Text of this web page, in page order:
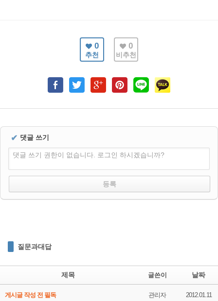
0
추천
0
비추천
✔ 댓글 쓰기
댓글 쓰기 권한이 없습니다. 로그인 하시겠습니까?
질문과대답
제목 글쓴이 날짜
게시글 작성 전 필독 관리자 2012.01.11